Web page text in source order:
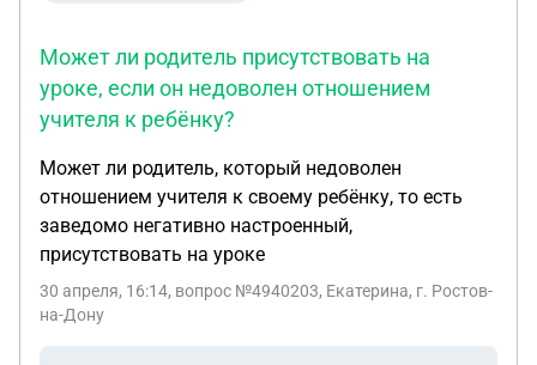
Может ли родитель присутствовать на
уроке, если он недоволен отношением
учителя к ребёнку?
Может ли родитель, который недоволен
отношением учителя к своему ребёнку, то есть
заведомо негативно настроенный,
присутствовать на уроке
30 апреля, 16:14, вопрос №4940203, Екатерина, г. Ростов-
на-Дону